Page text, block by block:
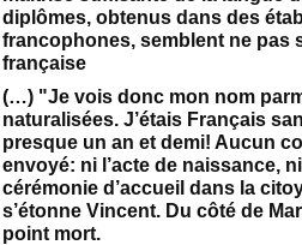
diplômes, obtenus dans des
francophones, semblent ne pas
française
(…) "Je vois donc mon nom
naturalisées. J’étais Français
presque un an et demi! Aucun
envoyé: ni l’acte de naissance,
cérémonie d’accueil dans la
s’étonne Vincent. Du côté de
point mort.